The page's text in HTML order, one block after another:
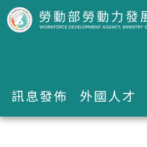
跳到主要內容區塊
訊息發佈 外國人才